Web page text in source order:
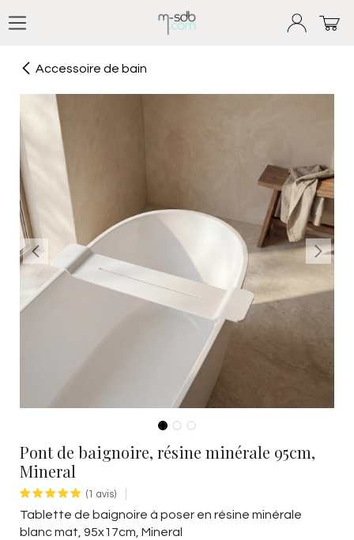
Accessoire de bain
Pont de baignoire, résine minérale 95cm,
Mineral
(1 avis)
Tablette de baignoire à poser en résine minérale
blanc mat, 95x17cm, Mineral